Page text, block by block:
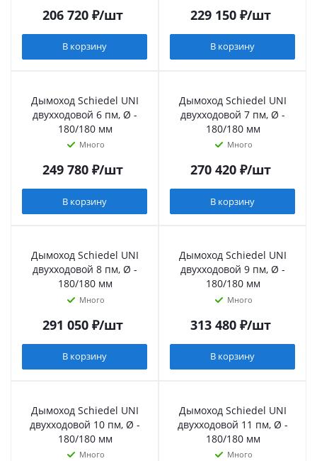
206 720₽/шт
В корзину
229 150₽/шт
В корзину
Дымоход Schiedel UNI
двухходовой 6 пм, Ø -
180/180 мм
Много
249 780₽/шт
В корзину
Дымоход Schiedel UNI
двухходовой 7 пм, Ø -
180/180 мм
Много
270 420₽/шт
В корзину
Дымоход Schiedel UNI
двухходовой 8 пм, Ø -
180/180 мм
Много
291 050₽/шт
В корзину
Дымоход Schiedel UNI
двухходовой 9 пм, Ø -
180/180 мм
Много
313 480₽/шт
В корзину
Дымоход Schiedel UNI
двухходовой 10 пм, Ø -
180/180 мм
Много
Дымоход Schiedel UNI
двухходовой 11 пм, Ø -
180/180 мм
Много